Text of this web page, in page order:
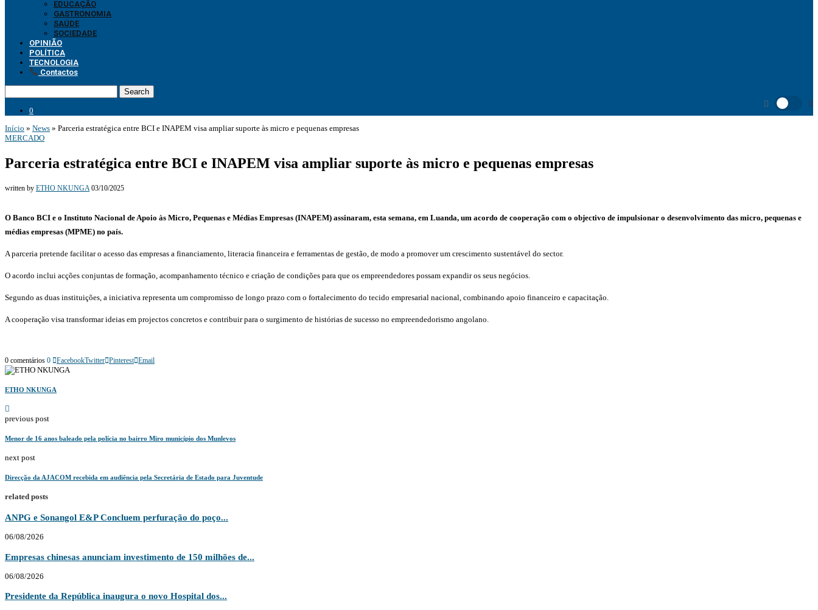
EDUCAÇÃO
GASTRONOMIA
SAÚDE
SOCIEDADE
OPINIÃO
POLÍTICA
TECNOLOGIA
Contactos
Search
0
Início » News » Parceria estratégica entre BCI e INAPEM visa ampliar suporte às micro e pequenas empresas
MERCADO
Parceria estratégica entre BCI e INAPEM visa ampliar suporte às micro e pequenas empresas
written by ETHO NKUNGA 03/10/2025
O Banco BCI e o Instituto Nacional de Apoio às Micro, Pequenas e Médias Empresas (INAPEM) assinaram, esta semana, em Luanda, um acordo de cooperação com o objectivo de impulsionar o desenvolvimento das micro, pequenas e
médias empresas (MPME) no país.
‎‎A parceria pretende facilitar o acesso das empresas a financiamento, literacia financeira e ferramentas de gestão, de modo a promover um crescimento sustentável do sector.
‎‎O acordo inclui acções conjuntas de formação, acompanhamento técnico e criação de condições para que os empreendedores possam expandir os seus negócios.
‎Segundo as duas instituições, a iniciativa representa um compromisso de longo prazo com o fortalecimento do tecido empresarial nacional, combinando apoio financeiro e capacitação.
‎A cooperação visa transformar ideias em projectos concretos e contribuir para o surgimento de histórias de sucesso no empreendedorismo angolano.
0 comentários 0 FacebookTwitter Pinterest Email
ETHO NKUNGA
previous post
‎Menor de 16 anos baleado pela polícia no bairro Miro município dos Munlevos
next post
Direcção da AJACOM recebida em audiência pela Secretária de Estado para Juventude
related posts
ANPG e Sonangol E&P Concluem perfuração do poço...
06/08/2026
Empresas chinesas anunciam investimento de 150 milhões de...
06/08/2026
Presidente da República inaugura o novo Hospital dos...